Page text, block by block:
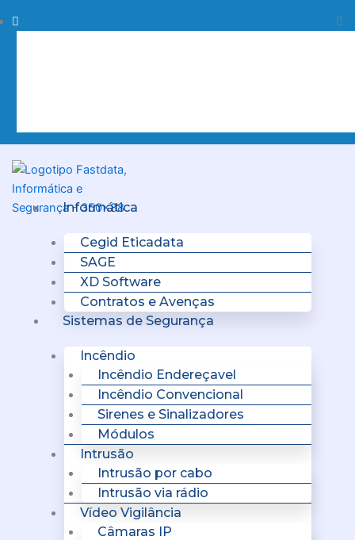
to
Procurar
Informática
Cegid Eticadata
SAGE
XD Software
Contratos e Avenças
Sistemas de Segurança
Incêndio
Incêndio Endereçavel
Incêndio Convencional
Sirenes e Sinalizadores
Módulos
Intrusão
Intrusão por cabo
Intrusão via rádio
Vídeo Vigilância
Câmaras IP
Menu